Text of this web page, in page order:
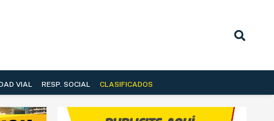
VIAL RESP. SOCIAL CLASIFICADOS